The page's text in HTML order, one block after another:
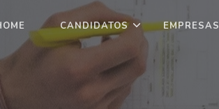
CANDIDATOS EMPRESAS